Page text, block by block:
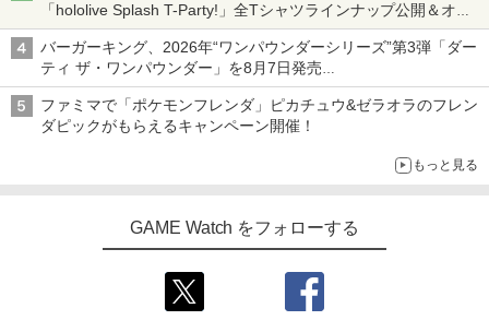
「hololive Splash T-Party!」全Tシャツラインナップ公開＆オン
ライン販売開始
バーガーキング、2026年“ワンパウンダーシリーズ”第3弾「ダー
ティ ザ・ワンパウンダー」を8月7日発売
「特製ガーリックマヨソース」を使用した超大型チーズバーガー
ファミマで「ポケモンフレンダ」ピカチュウ&ゼラオラのフレン
ダピックがもらえるキャンペーン開催！
もっと見る
GAME Watch をフォローする